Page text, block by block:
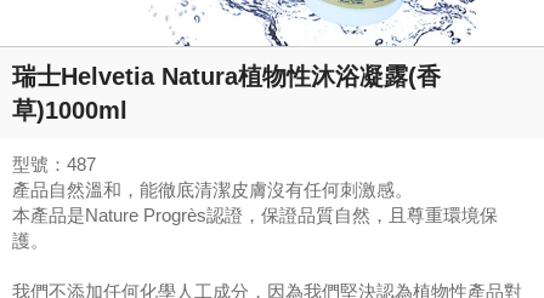
瑞士Helvetia Natura植物性沐浴凝露(香
草)1000ml
型號：487
產品自然溫和，能徹底清潔皮膚沒有任何刺激感。
本產品是Nature Progrès認證，保證品質自然，且尊重環境保
護。
我們不添加任何化學人工成分，因為我們堅決認為植物性產品對